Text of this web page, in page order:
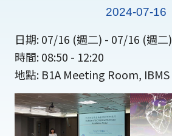
2024-07-16
日期: 07/16 (週二) - 07/16 (週二)
時間: 08:50 - 12:20
地點: B1A Meeting Room, IBMS